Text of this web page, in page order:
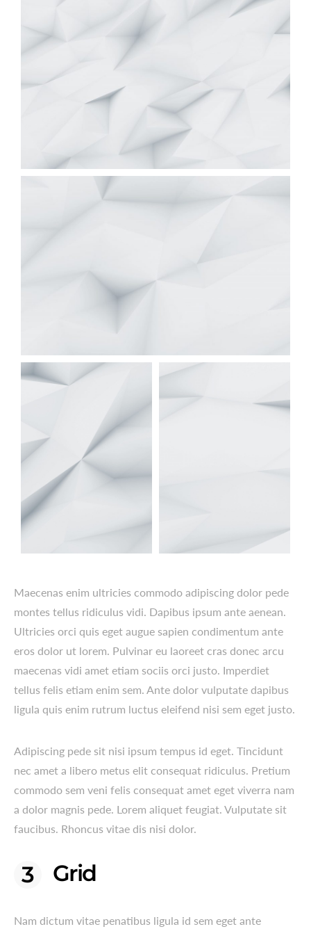
Maecenas enim ultricies commodo adipiscing dolor pede
montes tellus ridiculus vidi. Dapibus ipsum ante aenean.
Ultricies orci quis eget augue sapien condimentum ante
eros dolor ut lorem. Pulvinar eu laoreet cras donec arcu
maecenas vidi amet etiam sociis orci justo. Imperdiet
tellus felis etiam enim sem. Ante dolor vulputate dapibus
ligula quis enim rutrum luctus eleifend nisi sem eget justo.
Adipiscing pede sit nisi ipsum tempus id eget. Tincidunt
nec amet a libero metus elit consequat ridiculus. Pretium
commodo sem veni felis consequat amet eget viverra nam
a dolor magnis pede. Lorem aliquet feugiat. Vulputate sit
faucibus. Rhoncus vitae dis nisi dolor.
Grid
Nam dictum vitae penatibus ligula id sem eget ante